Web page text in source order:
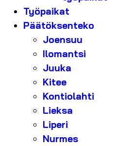
Työpaikat
Päätöksenteko
Joensuu
Ilomantsi
Juuka
Kitee
Kontiolahti
Lieksa
Liperi
Nurmes